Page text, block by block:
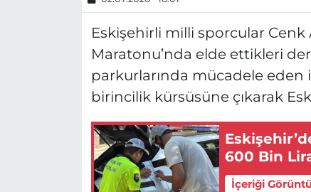
Eskişehirli milli sporcular Cenk
Maratonu’nda elde ettikleri
parkurlarında mücadele eden
birincilik kürsüsüne çıkarak
600 Bin
İçeriği